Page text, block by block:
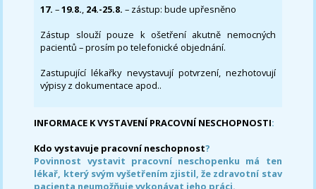
17. –19.8., 24.-25.8. – zástup: bude upřesněno
Zástup slouží pouze k ošetření akutně nemocných
pacientů – prosím po telefonické objednání.
Zastupující lékařky nevystavují potvrzení, nezhotovují
výpisy z dokumentace apod..
INFORMACE K VYSTAVENÍ PRACOVNÍ NESCHOPNOSTI:
Kdo vystavuje pracovní neschopnost?
Povinnost vystavit pracovní neschopenku má ten
lékař, který svým vyšetřením zjistil, že zdravotní stav
pacienta neumožňuje vykonávat jeho práci.